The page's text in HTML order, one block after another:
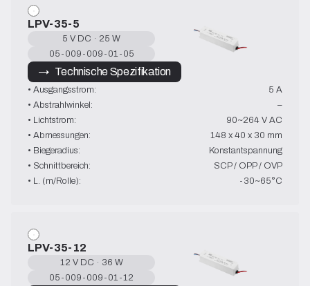
LPV-35-5
5 V DC · 25 W
05-009-009-01-05
→   Technische Spezifikation
• Ausgangsstrom:
5 A
• Abstrahlwinkel:
–
• Lichtstrom:
90~264 V AC
• Abmessungen:
148 x 40 x 30 mm
• Biegeradius:
Konstantspannung
• Schnittbereich:
SCP / OPP / OVP
• L. (m/Rolle):
-30~65°C
LPV-35-12
12 V DC · 36 W
05-009-009-01-12